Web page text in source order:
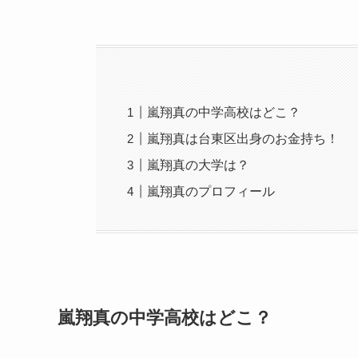
嵐翔真の中学高校はどこ？
嵐翔真は台東区出身のお金持ち！
嵐翔真の大学は？
嵐翔真のプロフィール
嵐翔真の中学高校はどこ？